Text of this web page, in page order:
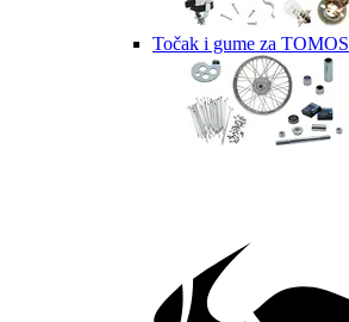
Točak i gume za TOMOS